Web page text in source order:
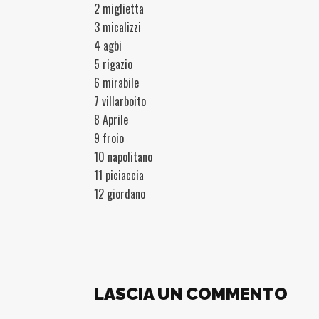
2 miglietta
3 micalizzi
4 agbi
5 rigazio
6 mirabile
7 villarboito
8 Aprile
9 froio
10 napolitano
11 piciaccia
12 giordano
LASCIA UN COMMENTO